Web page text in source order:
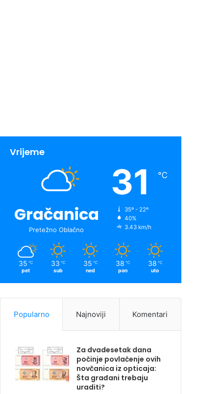
Vrijeme
Gračanica
Pretežno Oblačno
31 ℃
35º - 22º
40%
3.43 km/h
35 ℃
pet
33 ℃
sub
35 ℃
ned
38 ℃
pon
38 ℃
uto
Popularno Najnoviji Komentari
Za dvadesetak dana
počinje povlačenje ovih
novčanica iz opticaja:
Šta građani trebaju
uraditi?